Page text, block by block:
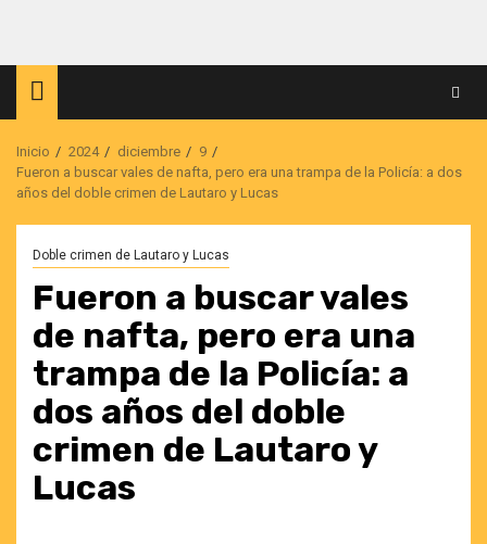
contenido
Inicio 2024 diciembre
9
Fueron a buscar vales de nafta, pero era una trampa de la Policía: a dos
años del doble crimen de Lautaro y Lucas
Doble crimen de Lautaro y Lucas
Fueron a buscar vales
de nafta, pero era una
trampa de la Policía: a
dos años del doble
crimen de Lautaro y
Lucas